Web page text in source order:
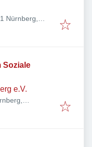
Nürnberg,
Soziale
e.V.